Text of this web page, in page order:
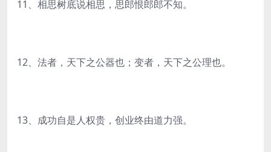
11、相思树底说相思，思郎恨郎郎不知。
12、法者，天下之公器也；变者，天下之公理也。
13、成功自是人权贵，创业终由道力强。